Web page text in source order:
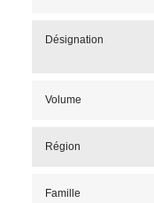
Désignation
Volume
Région
Famille